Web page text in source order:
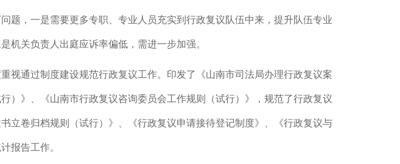
题，一是需要更多专职、专业人员充实到行政复议队伍中来，提升队伍专业
机关负责人出庭应诉率偏低，需进一步加强。
视通过制度建设规范行政复议工作。 印发了《山南市司法局办理行政复议案
）》、《山南市行政复议咨询委员会工作规则（试行）》，规范了行政复议
立卷归档规则（试行）》、《行政复议申请接待登记制度》、《行政复议与
报告工作。